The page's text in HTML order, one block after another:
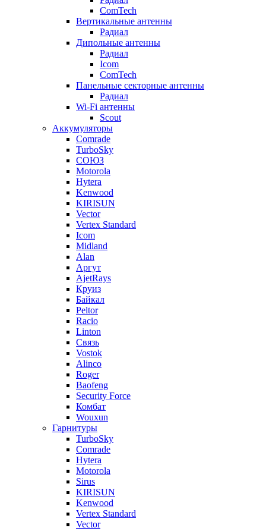
ComTech
Вертикальные антенны
Радиал
Дипольные антенны
Радиал
Icom
ComTech
Панельные секторные антенны
Радиал
Wi-Fi антенны
Scout
Аккумуляторы
Comrade
TurboSky
СОЮЗ
Motorola
Hytera
Kenwood
KIRISUN
Vector
Vertex Standard
Icom
Midland
Alan
Аргут
AjetRays
Круиз
Байкал
Peltor
Racio
Linton
Связь
Vostok
Alinco
Roger
Baofeng
Security Force
Комбат
Wouxun
Гарнитуры
TurboSky
Comrade
Hytera
Motorola
Sirus
KIRISUN
Kenwood
Vertex Standard
Vector